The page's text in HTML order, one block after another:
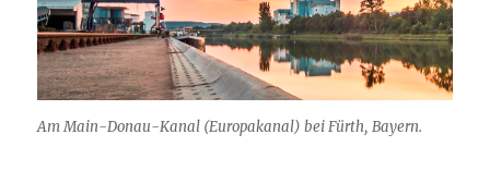
Am Main-Donau-Kanal (Europakanal) bei Fürth, Bayern.